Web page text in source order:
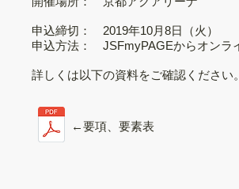
申込締切： 2019年10月8日（火）
申込方法： JSFmyPAGEからオンラ
詳しくは以下の資料をご確認ください。
←要項、要素表